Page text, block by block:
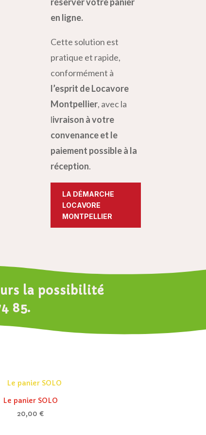
réserver votre panier
en ligne.
Cette solution est
pratique et rapide,
conformément à
l’esprit de Locavore
Montpellier, avec la
livraison à votre
convenance et le
paiement possible à la
réception.
LA DÉMARCHE
LOCAVORE
MONTPELLIER
la possibilité
85.
Le panier SOLO
20,00 €